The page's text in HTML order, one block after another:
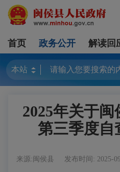
首页 政务公开 解读回
2025年关于
第三季度自
来源:闽侯县 发布时间: 2025-